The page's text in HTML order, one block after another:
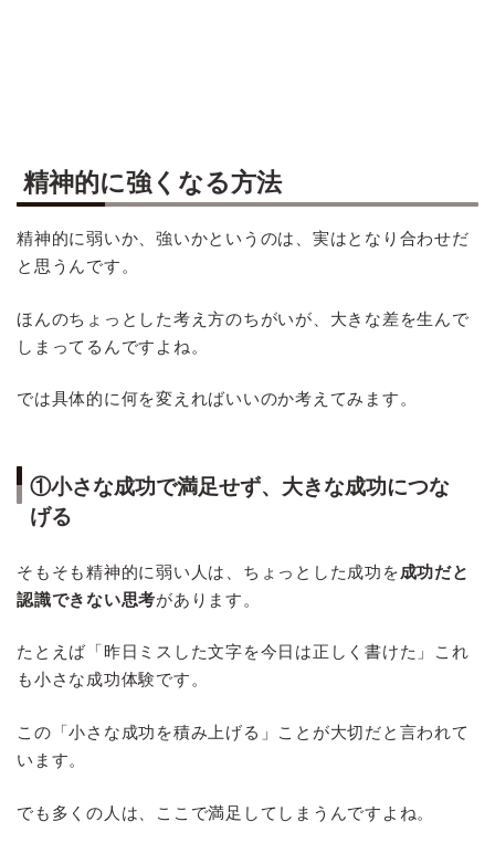
精神的に強くなる方法
精神的に弱いか、強いかというのは、実はとなり合わせだ
と思うんです。
ほんのちょっとした考え方のちがいが、大きな差を生んで
しまってるんですよね。
では具体的に何を変えればいいのか考えてみます。
①小さな成功で満足せず、大きな成功につな
げる
そもそも精神的に弱い人は、ちょっとした成功を成功だと
認識できない思考があります。
たとえば「昨日ミスした文字を今日は正しく書けた」これ
も小さな成功体験です。
この「小さな成功を積み上げる」ことが大切だと言われて
います。
でも多くの人は、ここで満足してしまうんですよね。